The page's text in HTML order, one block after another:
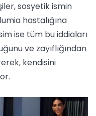
sosyetik ismin
hastalığına
ise tüm bu iddiaları
ve zayıflığından
kendisini